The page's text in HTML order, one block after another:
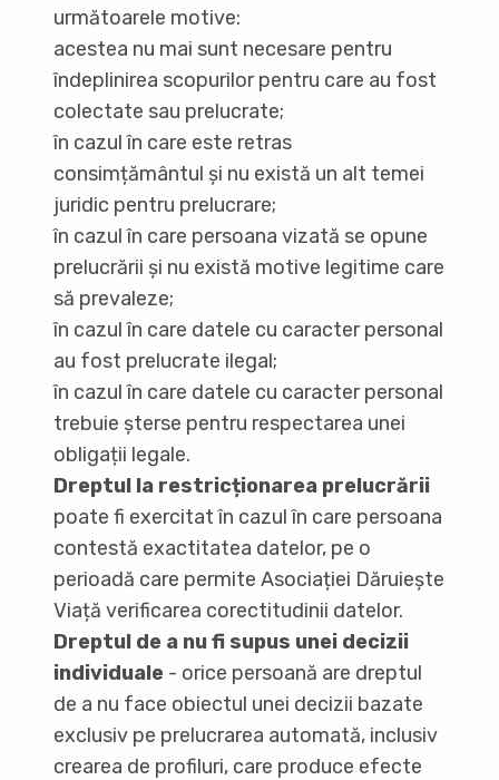
următoarele motive:
acestea nu mai sunt necesare pentru
îndeplinirea scopurilor pentru care au fost
colectate sau prelucrate;
în cazul în care este retras
consimțământul și nu există un alt temei
juridic pentru prelucrare;
în cazul în care persoana vizată se opune
prelucrării și nu există motive legitime care
să prevaleze;
în cazul în care datele cu caracter personal
au fost prelucrate ilegal;
în cazul în care datele cu caracter personal
trebuie șterse pentru respectarea unei
obligații legale.
Dreptul la restricționarea prelucrării
poate fi exercitat în cazul în care persoana
contestă exactitatea datelor, pe o
perioadă care permite Asociației Dăruiește
Viață verificarea corectitudinii datelor.
Dreptul de a nu fi supus unei decizii
individuale - orice persoană are dreptul
de a nu face obiectul unei decizii bazate
exclusiv pe prelucrarea automată, inclusiv
crearea de profiluri, care produce efecte